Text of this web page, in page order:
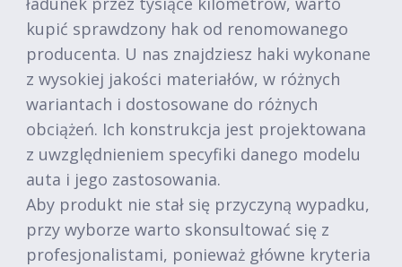
kupić sprawdzony hak od renomowanego
producenta. U nas znajdziesz haki wykonane
z wysokiej jakości materiałów, w różnych
wariantach i dostosowane do różnych
obciążeń. Ich konstrukcja jest projektowana
z uwzględnieniem specyfiki danego modelu
auta i jego zastosowania.
Aby produkt nie stał się przyczyną wypadku,
przy wyborze warto skonsultować się z
profesjonalistami, ponieważ główne kryteria